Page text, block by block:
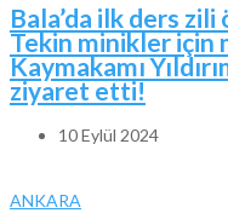
Bala’da ilk ders
Tekin minikler için
Kaymakamı
ziyaret etti!
10 Eylül 2024
ANKARA